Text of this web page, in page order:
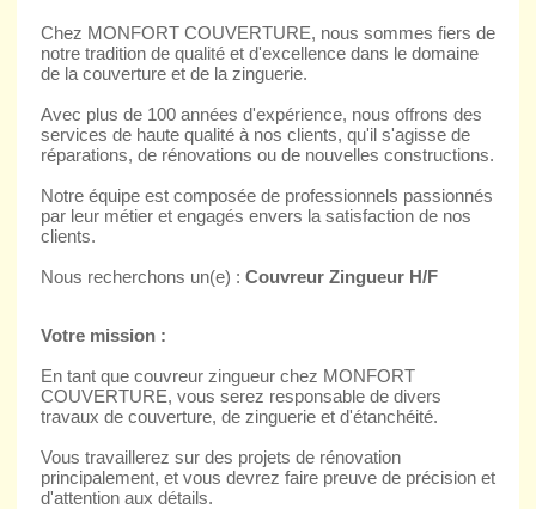
Chez MONFORT COUVERTURE, nous sommes fiers de
notre tradition de qualité et d'excellence dans le domaine
de la couverture et de la zinguerie.
Avec plus de 100 années d'expérience, nous offrons des
services de haute qualité à nos clients, qu'il s'agisse de
réparations, de rénovations ou de nouvelles constructions.
Notre équipe est composée de professionnels passionnés
par leur métier et engagés envers la satisfaction de nos
clients.
Nous recherchons un(e) : Couvreur Zingueur H/F
Votre mission :
En tant que couvreur zingueur chez MONFORT
COUVERTURE, vous serez responsable de divers
travaux de couverture, de zinguerie et d'étanchéité.
Vous travaillerez sur des projets de rénovation
principalement, et vous devrez faire preuve de précision et
d'attention aux détails.